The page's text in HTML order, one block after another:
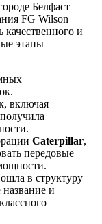
Белфаст
FG Wilson
качественного и
этапы
включая
Caterpillar,
передовые
в структуру
и